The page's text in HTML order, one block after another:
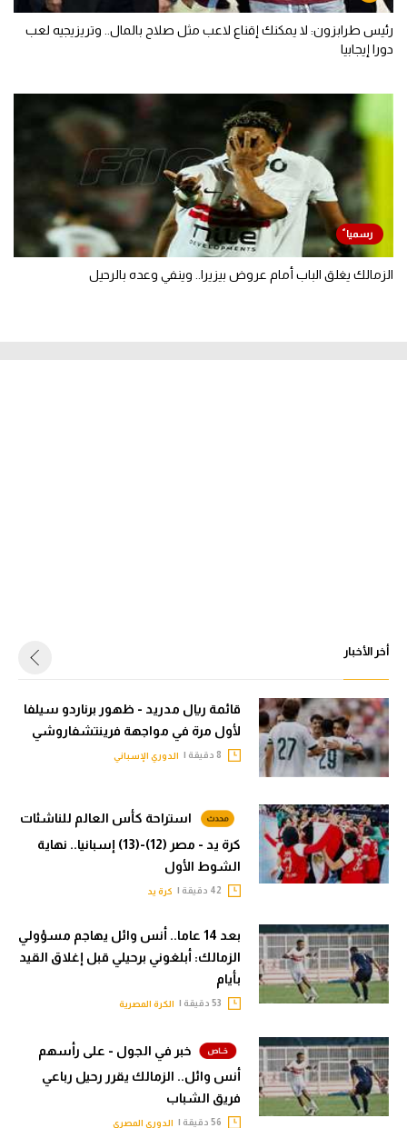
رئيس طرابزون: لا يمكنك إقناع لاعب مثل صلاح بالمال.. وتريزيجيه لعب
دورا إيجابيا
الزمالك يغلق الباب أمام عروض بيزيرا.. وينفي وعده بالرحيل
أخر الأخبار
قائمة ريال مدريد - ظهور برناردو سيلفا
لأول مرة في مواجهة فرينتشفاروشي
الدوري الإسباني
استراحة كأس العالم للناشئات
كرة يد - مصر (12)-(13) إسبانيا.. نهاية
الشوط الأول
كرة يد
بعد 14 عاما.. أنس وائل يهاجم مسؤولي
الزمالك: أبلغوني برحيلي قبل إغلاق القيد
بأيام
الكرة المصرية
خبر في الجول - على رأسهم
أنس وائل.. الزمالك يقرر رحيل رباعي
فريق الشباب
الدوري المصري